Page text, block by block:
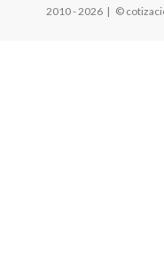
2010 - 2026 | ©